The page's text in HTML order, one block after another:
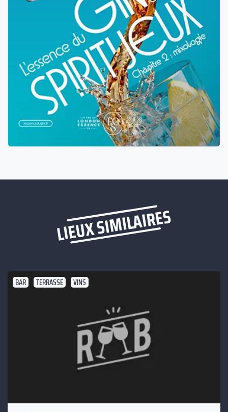
LIEUX SIMILAIRES
BAR TERRASSE VINS